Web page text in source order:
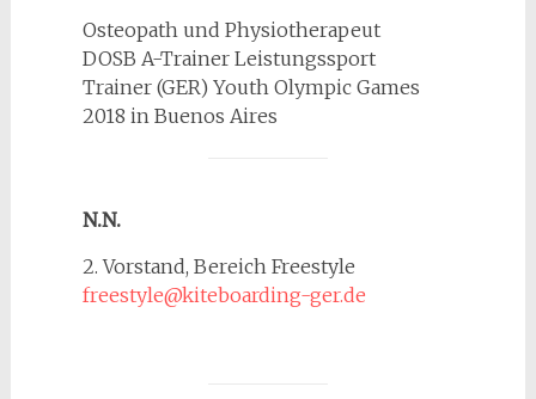
Osteopath und Physiotherapeut
DOSB A-Trainer Leistungssport
Trainer (GER) Youth Olympic Games
2018 in Buenos Aires
N.N.
2. Vorstand, Bereich Freestyle
freestyle@kiteboarding-ger.de